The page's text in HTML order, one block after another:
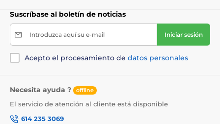
Suscríbase al boletín de noticias
Introduzca aquí su e-mail Iniciar sesión
Acepto el procesamiento de datos personales
Necesita ayuda ? offline
El servicio de atención al cliente está disponible
614 235 3069